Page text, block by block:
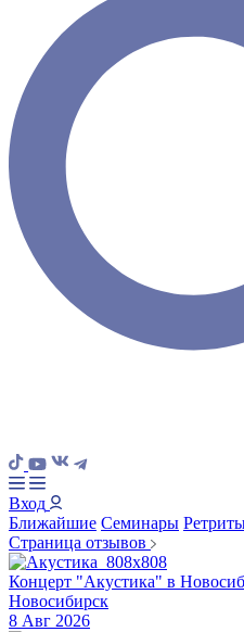
Вход
Ближайшие Семинары
Страница отзывов
Концерт "Акустика" в
Новосибирск
8 Авг 2026